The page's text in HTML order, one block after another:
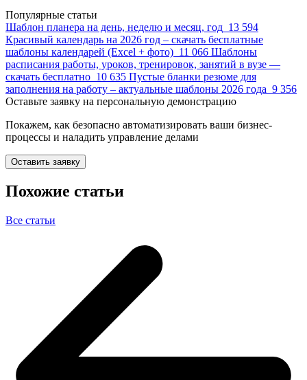
Популярные статьи
Шаблон планера на день, неделю и месяц, год 13 594
Красивый календарь на 2026 год – скачать бесплатные
шаблоны календарей (Excel + фото) 11 066 Шаблоны
расписания работы, уроков, тренировок, занятий в вузе —
скачать бесплатно 10 635 Пустые бланки резюме для
заполнения на работу – актуальные шаблоны 2026 года 9 356
Оставьте заявку на персональную демонстрацию
Покажем, как безопасно автоматизировать ваши бизнес-
процессы и наладить управление делами
Оставить заявку
Похожие статьи
Все статьи